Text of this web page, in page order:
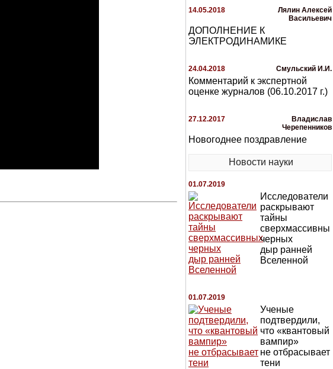
14.05.2018
Лялин Алексей
Васильевич
ДОПОЛНЕНИЕ К
ЭЛЕКТРОДИНАМИКЕ
24.04.2018 Смульский И.И.
Комментарий к экспертной
оценке журналов (06.10.2017 г.)
27.12.2017
Владислав
Черепенников
Новогоднее поздравление
Новости науки
01.07.2019
Исследователи
раскрывают
тайны
черных
дыр ранней
Вселенной
01.07.2019
Ученые
подтвердили,
что «квантовый
вампир»
не отбрасывает
тени